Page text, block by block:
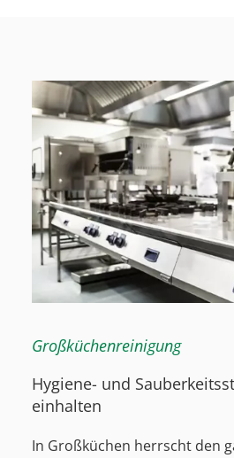
Großküchenreinigung
Hygiene- und
einhalten
In Großküchen herrscht den